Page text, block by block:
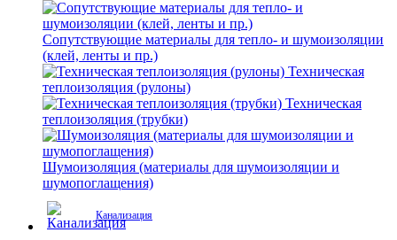
Сопутствующие материалы для тепло- и шумоизоляции
(клей, ленты и пр.)
Техническая
теплоизоляция (рулоны)
Техническая
теплоизоляция (трубки)
Шумоизоляция (материалы для шумоизоляции и
шумопоглащения)
Канализация